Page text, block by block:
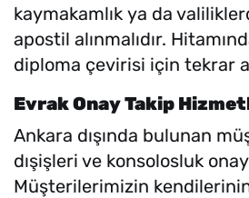
kaymakamlık ya da
apostil alınmalıdır.
diploma çevirisi için tekrar
Evrak Onay Takip
Ankara dışında bulunan
dışişleri ve konsolosluk
Müşterilerimizin kendilerinin